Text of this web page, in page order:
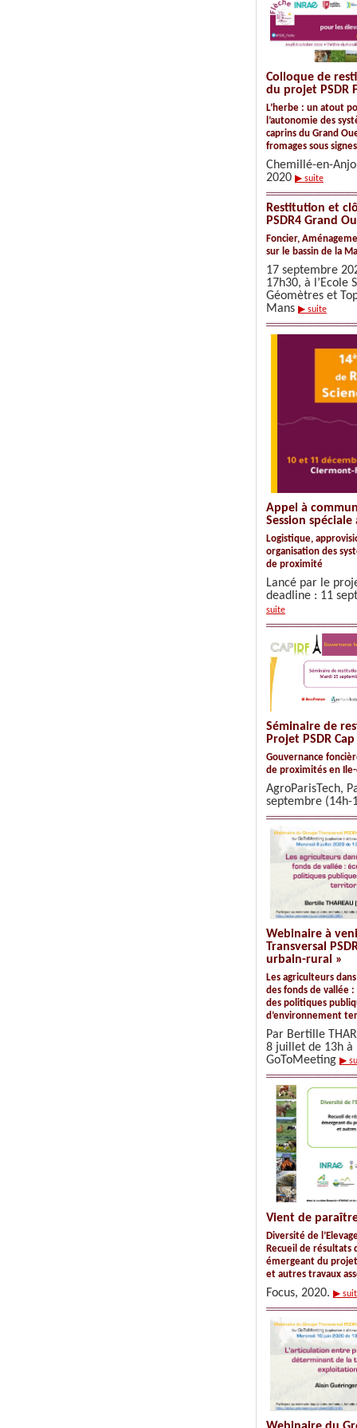
Colloque de
du projet PSDR
L’herbe : un atout
l’autonomie des
caprins du Grand
fromages sous
Chemillé-en-
2020 ▶ suite
Restitution et
PSDR4 Grand
Foncier,
sur le bassin de la
17 septembre
17h30, à l’Ecole
Géomètres et
Mans ▶ suite
Appel à
Session spéciale
Logistique,
organisation des
de proximité
Lancé par le
deadline : 11
suite
Séminaire de
Projet PSDR Cap
Gouvernance
de proximités en Ile-
AgroParisTech,
septembre (14h-
Webinaire à
Transversal
urbain-rural »
Les agriculteurs
des fonds de vallée :
des politiques
d’environnement
Par Bertille
8 juillet de 13h à
GoToMeeting ▶
Vient de
Diversité de
Recueil de résultats
émergeant du projet
et autres travaux
Focus, 2020. ▶